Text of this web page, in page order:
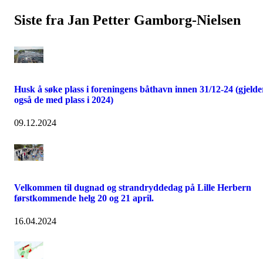
Siste fra Jan Petter Gamborg-Nielsen
Husk å søke plass i foreningens båthavn innen 31/12-24
også de med plass i 2024)
09.12.2024
Velkommen til dugnad og strandryddedag på Lille Herbern
førstkommende helg 20 og 21 april.
16.04.2024